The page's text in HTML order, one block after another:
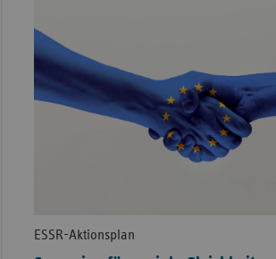
ESSR-Aktionsplan